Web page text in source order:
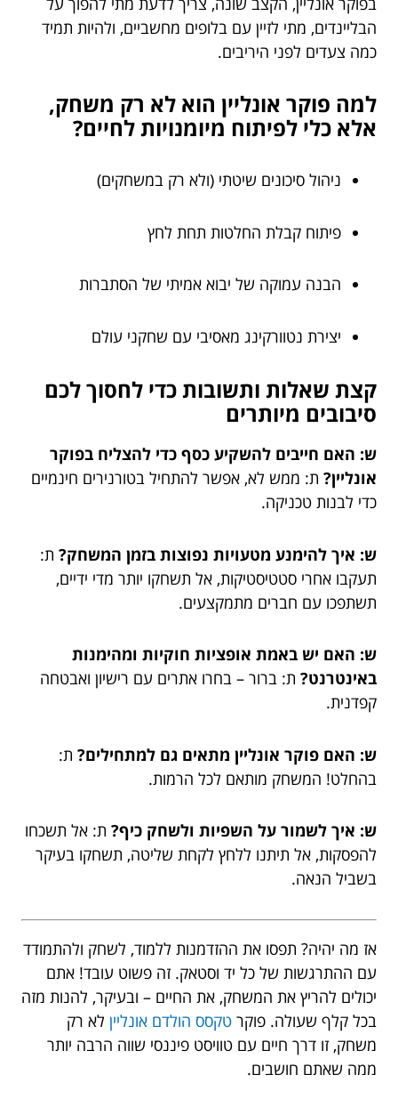
הבליינדים, מתי לזיין עם בלופים מחשביים, ולהיות תמיד
כמה צעדים לפני היריבים.
למה פוקר אונליין הוא לא רק משחק,
אלא כלי לפיתוח מיומנויות לחיים?
ניהול סיכונים שיטתי (ולא רק במשחקים)
פיתוח קבלת החלטות תחת לחץ
הבנה עמוקה של יבוא אמיתי של הסתברות
יצירת נטוורקינג מאסיבי עם שחקני עולם
קצת שאלות ותשובות כדי לחסוך לכם
סיבובים מיותרים
ש: האם חייבים להשקיע כסף כדי להצליח בפוקר
אונליין? ת: ממש לא, אפשר להתחיל בטורנירים חינמיים
כדי לבנות טכניקה.
ש: איך להימנע מטעויות נפוצות בזמן המשחק? ת:
תעקבו אחרי סטטיסטיקות, אל תשחקו יותר מדי ידיים,
תשתפכו עם חברים מתמקצעים.
ש: האם יש באמת אופציות חוקיות ומהימנות
באינטרנט? ת: ברור – בחרו אתרים עם רישיון ואבטחה
קפדנית.
ש: האם פוקר אונליין מתאים גם למתחילים? ת:
בהחלט! המשחק מותאם לכל הרמות.
ש: איך לשמור על השפיות ולשחק כיף? ת: אל תשכחו
להפסקות, אל תיתנו ללחץ לקחת שליטה, תשחקו בעיקר
בשביל הנאה.
אז מה יהיה? תפסו את ההזדמנות ללמוד, לשחק ולהתמודד
עם ההתרגשות של כל יד וסטאק. זה פשוט עובד! אתם
יכולים להריץ את המשחק, את החיים – ובעיקר, להנות מזה
בכל קלף שעולה. פוקר טקסס הולדם אונליין לא רק
משחק, זו דרך חיים עם טוויסט פיננסי שווה הרבה יותר
ממה שאתם חושבים.